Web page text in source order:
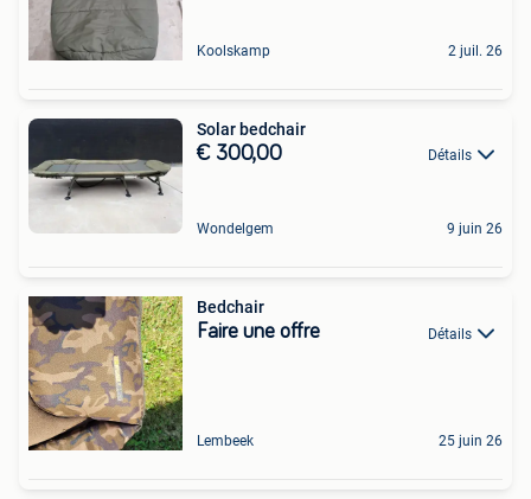
Koolskamp 2 juil. 26
Solar bedchair
€ 300,00 Détails
Wondelgem 9 juin 26
Bedchair
Faire une offre Détails
Lembeek 25 juin 26